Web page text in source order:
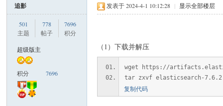
追影
501
主题
778
帖子
7696
积分
超级版主
积分 7696
发表于 2024-4-1 10:12:28 | 显示全部楼层
（1）下载并解压
wget https://
tar zxvf elasticsearch-
复制代码